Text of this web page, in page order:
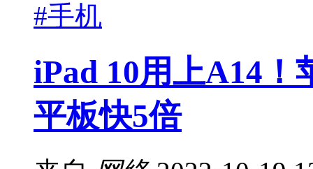
#手机
iPad 10用上A14！
平板快5倍